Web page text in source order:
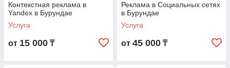
Контекстная реклама в
Yandex в Бурундае
Услуга
от 15 000 ₸
Реклама в Социальных сетях
в Бурундае
Услуга
от 45 000 ₸